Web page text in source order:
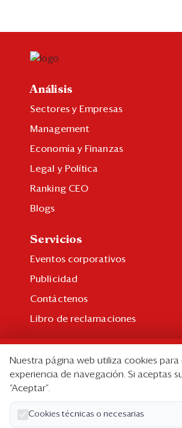
Análisis
Sectores y Empresas
Management
Economía y Finanzas
Legal y Política
Ranking CEO
Blogs
Servicios
Eventos corporativos
Publicidad
Contáctenos
Libro de reclamaciones
Suscripción individual
Paquetes corporativos
Edición Impresa
Nuestra página web utiliza cookies para
experiencia de navegación. Si aceptas
“Aceptar”.
Cookies técnicas o necesarias